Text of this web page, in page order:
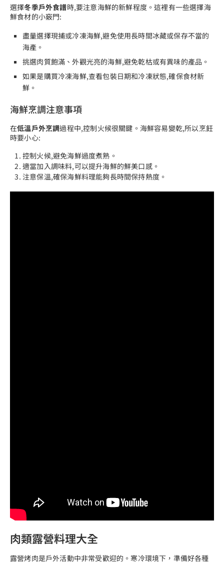
選擇冬季戶外食譜時,要注意海鮮的新鮮程度。這裡有一些選擇海
鮮食材的小竅門:
盡量選擇現捕或冷凍海鮮,避免使用長時間冰藏或保存不當的
海產。
挑選肉質飽滿、外觀光亮的海鮮,避免乾枯或有異味的產品。
如果是購買冷凍海鮮,查看包裝日期和冷凍狀態,確保食材新
鮮。
海鮮烹調注意事項
在低溫戶外烹調過程中,控制火候很關鍵。海鮮容易變乾,所以烹飪
時要小心:
控制火候,避免海鮮過度煮熟。
適當加入調味料,可以提升海鮮的鮮美口感。
注意保溫,確保海鮮料理能夠長時間保持熱度。
肉類露營料理大全
露營烤肉是戶外活動中非常受歡迎的。寒冷環境下，準備好各種